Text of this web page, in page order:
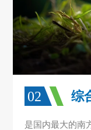
02 综
是国内最大的南